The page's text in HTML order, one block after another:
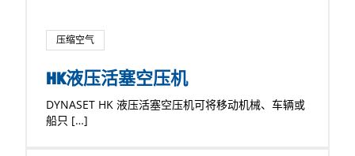
压缩空气
HK液压活塞空压机
DYNASET HK 液压活塞空压机可将移动机械、车辆或
船只 […]